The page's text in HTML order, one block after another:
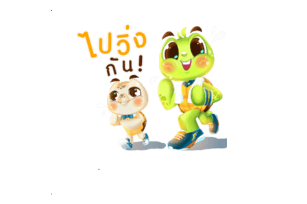
.
.
.